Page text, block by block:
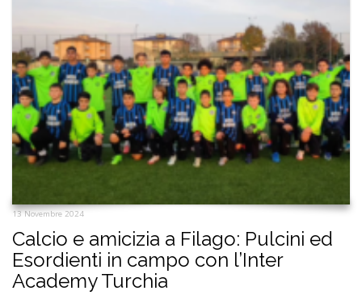
13 Novembre 2024
Calcio e amicizia a Filago: Pulcini ed
Esordienti in campo con l’Inter
Academy Turchia